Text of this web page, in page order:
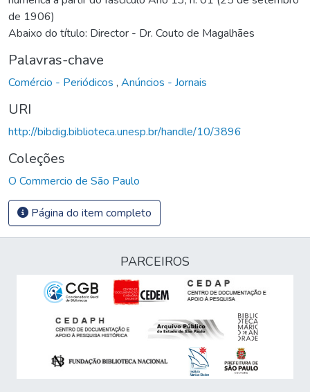
de 1906)
Abaixo do título: Director - Dr. Couto de Magalhães
Palavras-chave
Comércio - Periódicos , Anúncios - Jornais
URI
http://bibdig.biblioteca.unesp.br/handle/10/3896
Coleções
O Commercio de São Paulo
Página do item completo
PARCEIROS